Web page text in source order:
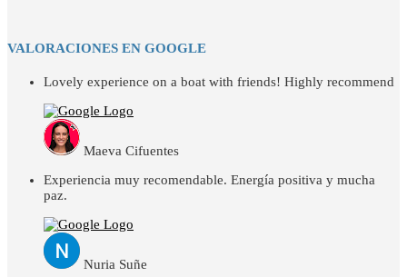
VALORACIONES EN GOOGLE
Lovely experience on a boat with friends! Highly recommend
Maeva Cifuentes
Experiencia muy recomendable. Energía positiva y mucha
paz.
Nuria Suñe